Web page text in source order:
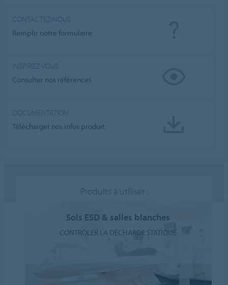
CONTACTEZ-NOUS
Remplir notre formulaire
INSPIREZ-VOUS
Consulter nos références
DOCUMENTATION
Télécharger nos infos produit
Produits à utiliser :
Sols ESD & salles blanches
CONTRÔLER LA DÉCHARGE STATIQUE